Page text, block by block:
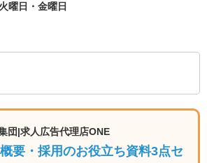
覧
報
曜日・金曜日
団|求人広告代理店ONE
概要・採用のお役立ち資料3点セ